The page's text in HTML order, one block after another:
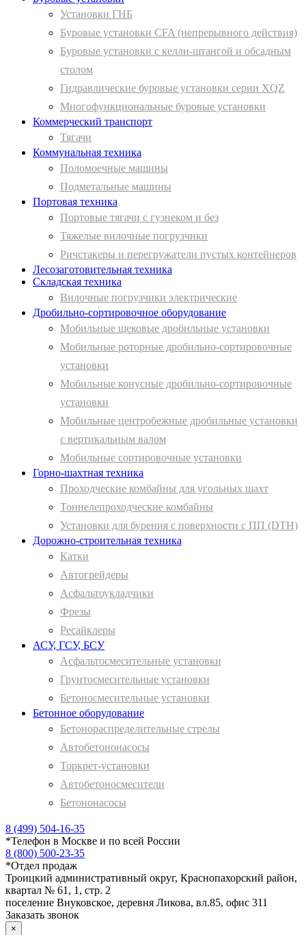
Установки ГНБ
Буровые установки CFA (непрерывного действия)
Буровые установки с келли-штангой и обсадным
столом
Гидравлические буровые установки серии XQZ
Многофункциональные буровые установки
Коммерческий транспорт
Тягачи
Коммунальная техника
Поломоечные машины
Подметальные машины
Портовая техника
Портовые тягачи с гузнеком и без
Тяжелые вилочные погрузчики
Ричстакеры и перегружатели пустых контейнеров
Лесозаготовительная техника
Складская техника
Вилочные погрузчики электрические
Дробильно-сортировочное оборудование
Мобильные щековые дробильные установки
Мобильные роторные дробильно-сортировочные
установки
Мобильные конусные дробильно-сортировочные
установки
Мобильные центробежные дробильные установки
с вертикальным валом
Мобильные сортировочные установки
Горно-шахтная техника
Проходческие комбайны для угольных шахт
Тоннелепроходческие комбайны
Установки для бурения с поверхности с ПП (DTH)
Дорожно-строительная техника
Катки
Автогрейдеры
Асфальтоукладчики
Фрезы
Ресайклеры
АСУ, ГСУ, БСУ
Асфальтосмесительные установки
Грунтосмесительные установки
Бетоносмесительные установки
Бетонное оборудование
Бетонораспределительные стрелы
Автобетононасосы
Торкрет-установки
Автобетоносмесители
Бетононасосы
8 (499) 504-16-35
*Телефон в Москве и по всей России
8 (800) 500-23-35
*Отдел продаж
Троицкий административный округ, Краснопахорский район,
квартал № 61, 1, стр. 2
поселение Внуковское, деревня Ликова, вл.85, офис 311
Заказать звонок
×